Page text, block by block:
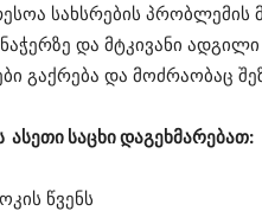
სახსრების
და მტკივანი
გაქრება და მოძრაობაც
საცხი დაგეხმარებათ:
წვენს